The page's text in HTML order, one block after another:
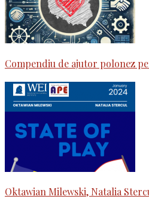
Compendiu de ajutor polonez
Oktawian Milewski, Natalia